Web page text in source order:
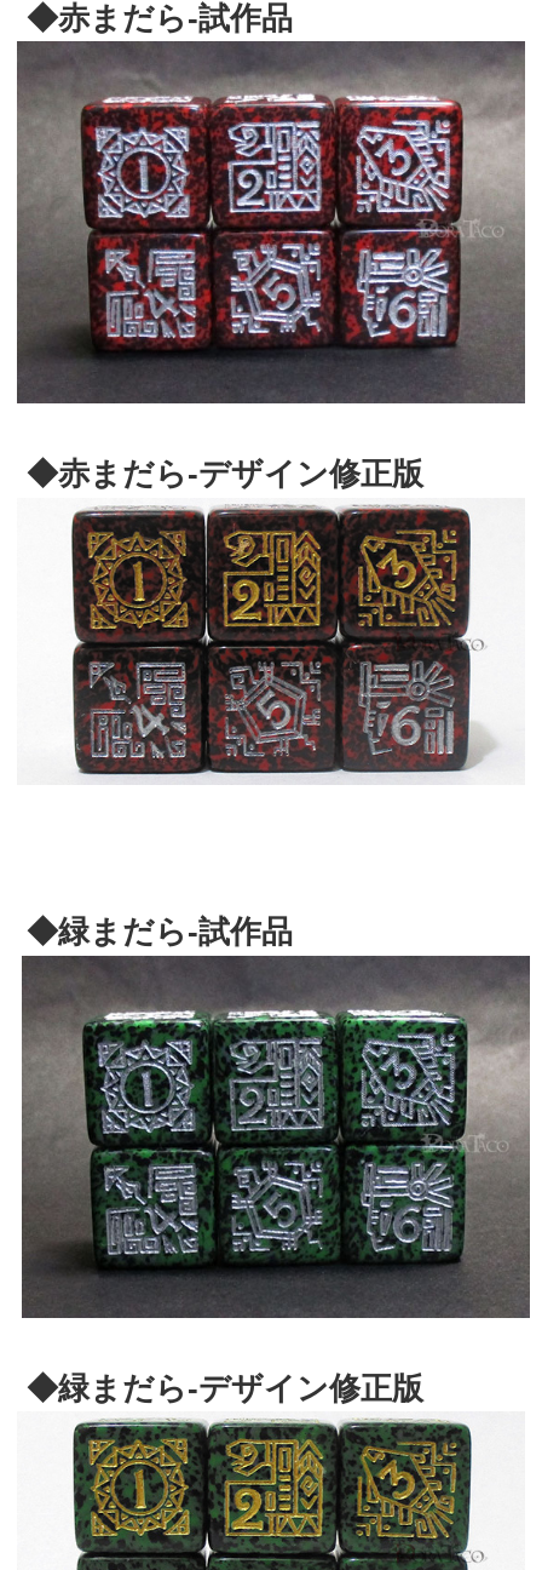
◆赤まだら-試作品
◆赤まだら-デザイン修正版
◆緑まだら-試作品
◆緑まだら-デザイン修正版